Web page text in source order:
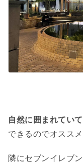
自然に囲まれてい
できるのでオススメ
隣にセブンイレブ